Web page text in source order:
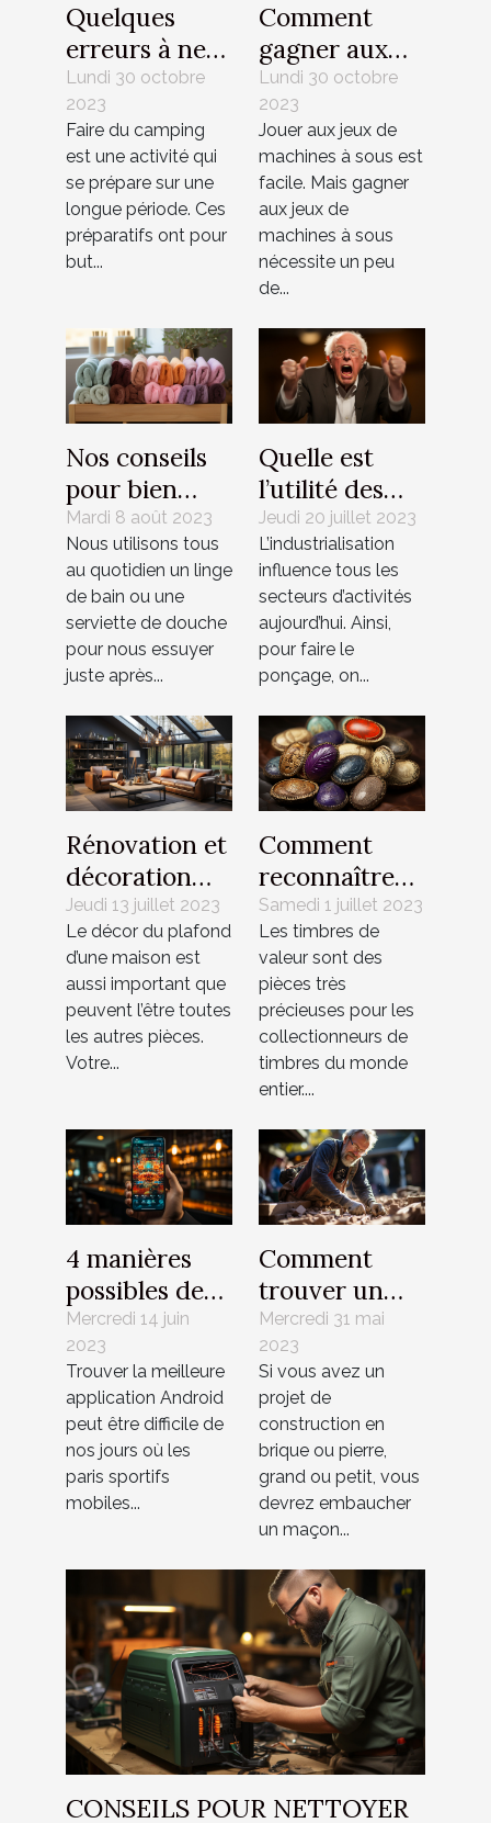
Quelques
erreurs à ne
pas
commettre
pendant un
camping ?
Lundi 30 octobre
2023
Faire du camping
est une activité qui
se prépare sur une
longue période. Ces
préparatifs ont pour
but...
Comment
gagner aux
jeux de
machines à
sous ?
Lundi 30 octobre
2023
Jouer aux jeux de
machines à sous est
facile. Mais gagner
aux jeux de
machines à sous
nécessite un peu
de...
Nos conseils
pour bien
choisir son
linge de bain
Mardi 8 août 2023
Nous utilisons tous
au quotidien un linge
de bain ou une
serviette de douche
pour nous essuyer
juste après...
Quelle est
l’utilité des
ponceuses
excentriques
?
Jeudi 20 juillet 2023
L’industrialisation
influence tous les
secteurs d’activités
aujourd’hui. Ainsi,
pour faire le
ponçage, on...
Rénovation et
décoration
pour votre
plafond :
Quels sont les
modèles
tendance à
faire ?
Jeudi 13 juillet 2023
Le décor du plafond
d’une maison est
aussi important que
peuvent l’être toutes
les autres pièces.
Votre...
Comment
reconnaître
les timbres de
valeur ?
Samedi 1 juillet 2023
Les timbres de
valeur sont des
pièces très
précieuses pour les
collectionneurs de
timbres du monde
entier....
4 manières
possibles de
trouver une
meilleure
application de
paris sportif
sur Android
Mercredi 14 juin
2023
Trouver la meilleure
application Android
peut être difficile de
nos jours où les
paris sportifs
mobiles...
Comment
trouver un
maçon près
de chez vous
?
Mercredi 31 mai
2023
Si vous avez un
projet de
construction en
brique ou pierre,
grand ou petit, vous
devrez embaucher
un maçon...
CONSEILS POUR NETTOYER